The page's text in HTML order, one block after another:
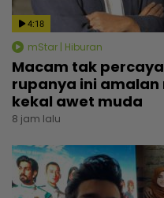
4:18
mStar | Hiburan
Macam tak
rupanya ini amalan
kekal awet muda
8 jam lalu